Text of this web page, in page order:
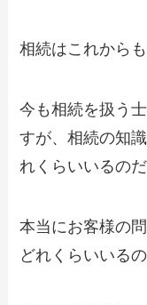
相続はこれから
今も相続を扱う
すが、相続の知
れくらいいるの
本当にお客様の
どれくらいいる